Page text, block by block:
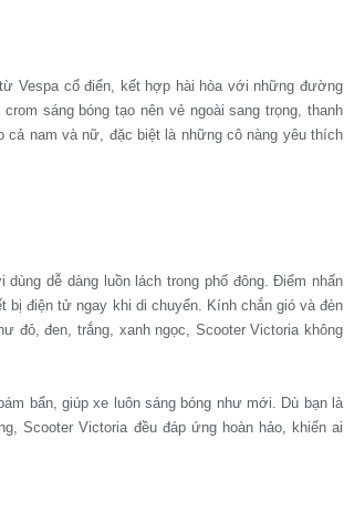
Vespa cổ điển, kết hợp hài hòa với những đường
sáng bóng tạo nên vẻ ngoài sang trọng, thanh
cả nam và nữ, đặc biệt là những cô nàng yêu thích
dễ dàng luồn lách trong phố đông. Điểm nhấn
điện tử ngay khi di chuyển. Kính chắn gió và đèn
đỏ, đen, trắng, xanh ngọc, Scooter Victoria không
bẩn, giúp xe luôn sáng bóng như mới. Dù bạn là
Scooter Victoria đều đáp ứng hoàn hảo, khiến ai